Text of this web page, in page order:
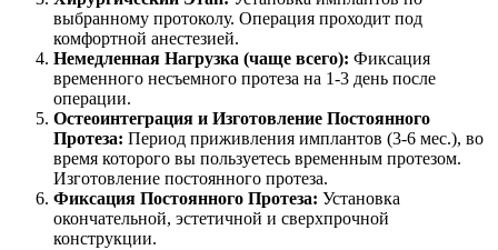
выбранному протоколу. Операция проходит под
комфортной анестезией.
Немедленная Нагрузка (чаще всего): Фиксация
временного несъемного протеза на 1-3 день после
операции.
Остеоинтеграция и Изготовление Постоянного
Протеза: Период приживления имплантов (3-6 мес.), во
время которого вы пользуетесь временным протезом.
Изготовление постоянного протеза.
Фиксация Постоянного Протеза: Установка
окончательной, эстетичной и сверхпрочной
конструкции.